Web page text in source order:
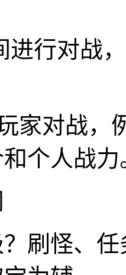
进行对战
家对战，
个人战力
刷怪、